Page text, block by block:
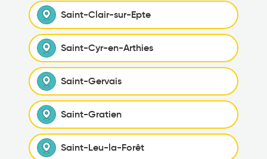
Saint-Clair-sur-Epte
Saint-Cyr-en-Arthies
Saint-Gervais
Saint-Gratien
Saint-Leu-la-Forêt